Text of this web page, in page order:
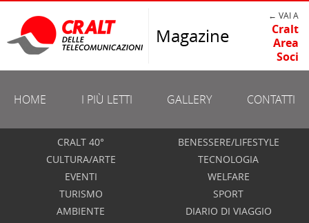
Magazine
← VAI A
Cralt
Area
Soci
HOME I PIÙ LETTI GALLERY CONTATTI
CRALT 40°
CULTURA/ARTE
EVENTI
TURISMO
AMBIENTE
BENESSERE/LIFESTYLE
TECNOLOGIA
WELFARE
SPORT
DIARIO DI VIAGGIO